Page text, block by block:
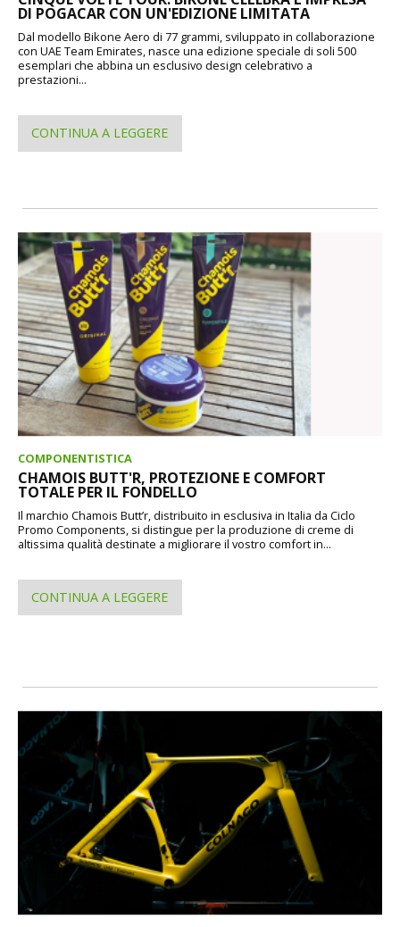
DI POGACAR CON UN'EDIZIONE LIMITATA
Dal modello Bikone Aero di 77 grammi, sviluppato in collaborazione
con UAE Team Emirates, nasce una edizione speciale di soli 500
esemplari che abbina un esclusivo design celebrativo a
prestazioni...
CONTINUA A LEGGERE
COMPONENTISTICA
CHAMOIS BUTT'R, PROTEZIONE E COMFORT
TOTALE PER IL FONDELLO
Il marchio Chamois Butt’r, distribuito in esclusiva in Italia da Ciclo
Promo Components, si distingue per la produzione di creme di
altissima qualità destinate a migliorare il vostro comfort in...
CONTINUA A LEGGERE